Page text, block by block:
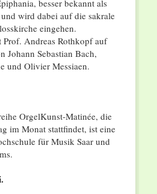
besser bekannt als
wird dabei auf die sakrale
eingehen.
Andreas Rothkopf auf
Johann Sebastian Bach,
und Olivier Messiaen.
OrgelKunst-Matinée, die
im Monat stattfindet, ist eine
für Musik Saar und